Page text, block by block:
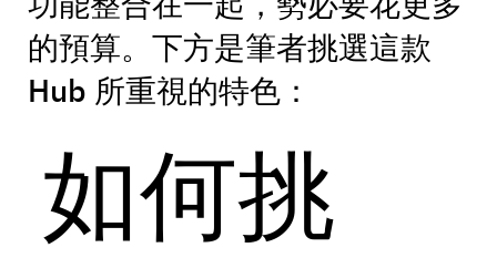
的預算。下方是筆者挑選這款
Hub 所重視的特色：
如何挑